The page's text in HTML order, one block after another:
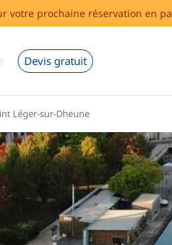
votre prochaine réservation en
Devis gratuit
Léger-sur-Dheune